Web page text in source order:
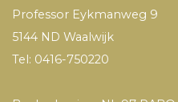
Professor Eykmanweg 9
5144 ND Waalwijk
Tel: 0416-750220